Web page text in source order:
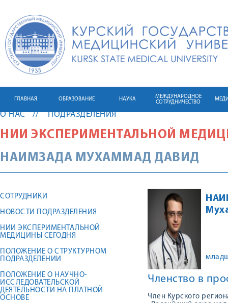
ГЛАВНАЯ ОБРАЗОВАНИЕ НАУКА
МЕЖДУНАРОДНОЕ
СОТРУДНИЧЕСТВО
О НАС ПОДРАЗДЕЛЕНИЯ
НИИ ЭКСПЕРИМЕНТАЛЬНОЙ
НАИМЗАДА МУХАММАД ДАВИД
СОТРУДНИКИ
НОВОСТИ ПОДРАЗДЕЛЕНИЯ
НИИ ЭКСПЕРИМЕНТАЛЬНОЙ
МЕДИЦИНЫ СЕГОДНЯ
ПОЛОЖЕНИЕ О СТРУКТУРНОМ
ПОДРАЗДЕЛЕНИИ
ПОЛОЖЕНИЕ О НАУЧНО-
ИССЛЕДОВАТЕЛЬСКОЙ
ДЕЯТЕЛЬНОСТИ НА ПЛАТНОЙ
ОСНОВЕ
Членство в
Член Курского